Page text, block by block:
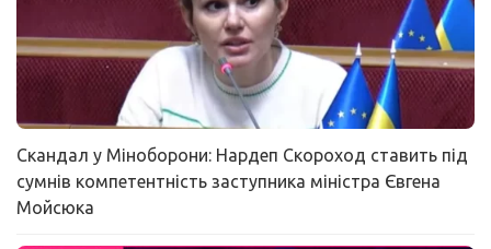
Скандал у Міноборони: Нардеп Скороход ставить під
сумнів компетентність заступника міністра Євгена
Мойсюка